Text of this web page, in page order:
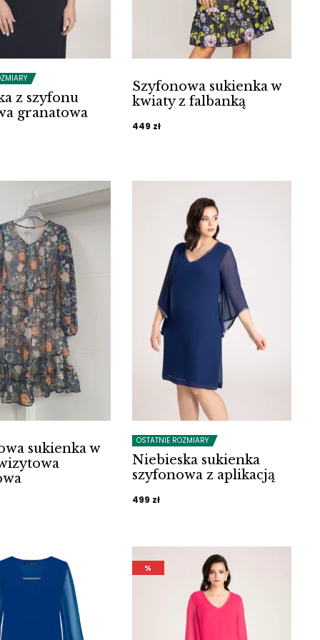
z szyfonu
granatowa
Szyfonowa sukienka w
kwiaty z falbanką
449 zł
sukienka w
OSTATNIE ROZMIARY
Niebieska sukienka
szyfonowa z aplikacją
499 zł
%